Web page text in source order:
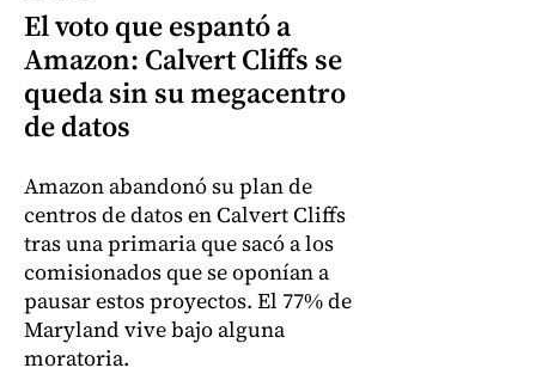
El voto que espantó a
Amazon: Calvert Cliffs se
queda sin su megacentro
de datos
Amazon abandonó su plan de
centros de datos en Calvert Cliffs
tras una primaria que sacó a los
comisionados que se oponían a
pausar estos proyectos. El 77% de
Maryland vive bajo alguna
moratoria.